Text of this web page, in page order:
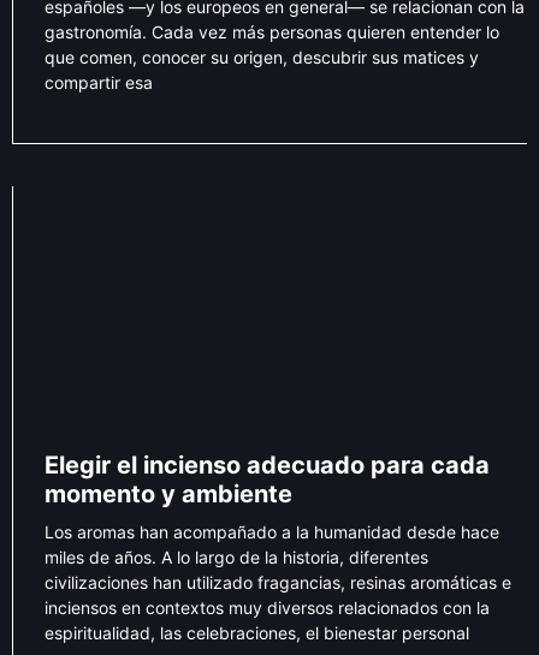
españoles —y los europeos en general— se relacionan con la
gastronomía. Cada vez más personas quieren entender lo
que comen, conocer su origen, descubrir sus matices y
compartir esa
Elegir el incienso adecuado para cada
momento y ambiente
Los aromas han acompañado a la humanidad desde hace
miles de años. A lo largo de la historia, diferentes
civilizaciones han utilizado fragancias, resinas aromáticas e
inciensos en contextos muy diversos relacionados con la
espiritualidad, las celebraciones, el bienestar personal